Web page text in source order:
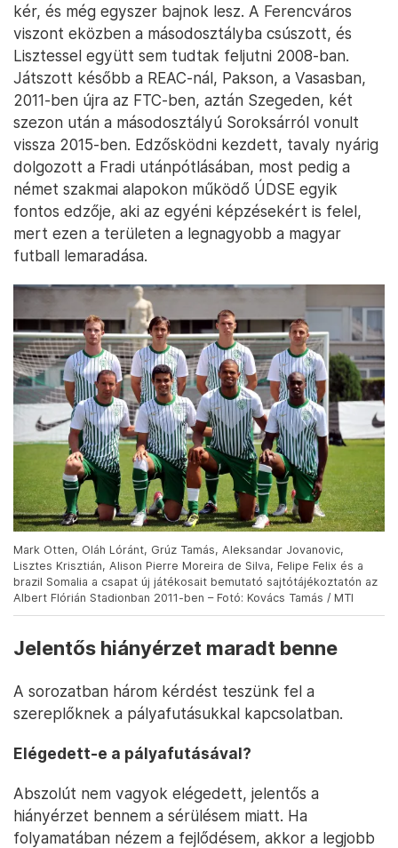
kér, és még egyszer bajnok lesz. A Ferencváros
viszont eközben a másodosztályba csúszott, és
Lisztessel együtt sem tudtak feljutni 2008-ban.
Játszott később a REAC-nál, Pakson, a Vasasban,
2011-ben újra az FTC-ben, aztán Szegeden, két
szezon után a másodosztályú Soroksárról vonult
vissza 2015-ben. Edzősködni kezdett, tavaly nyárig
dolgozott a Fradi utánpótlásában, most pedig a
német szakmai alapokon működő ÚDSE egyik
fontos edzője, aki az egyéni képzésekért is felel,
mert ezen a területen a legnagyobb a magyar
futball lemaradása.
Mark Otten, Oláh Lóránt, Grúz Tamás, Aleksandar Jovanovic,
Lisztes Krisztián, Alison Pierre Moreira de Silva, Felipe Felix és a
brazil Somalia a csapat új játékosait bemutató sajtótájékoztatón az
Albert Flórián Stadionban 2011-ben – Fotó: Kovács Tamás / MTI
Jelentős hiányérzet maradt benne
A sorozatban három kérdést teszünk fel a
szereplőknek a pályafutásukkal kapcsolatban.
Elégedett-e a pályafutásával?
Abszolút nem vagyok elégedett, jelentős a
hiányérzet bennem a sérülésem miatt. Ha
folyamatában nézem a fejlődésem, akkor a legjobb